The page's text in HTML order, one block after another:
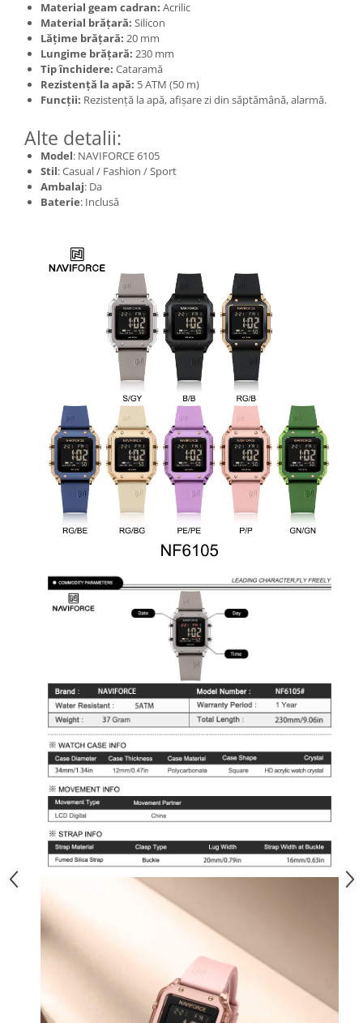
Material geam cadran: Acrilic
Material brățară: Silicon
Lățime brățară: 20 mm
Lungime brățară: 230 mm
Tip închidere: Cataramă
Rezistență la apă: 5 ATM (50 m)
Funcții: Rezistență la apă, afișare zi din săptămână, alarmă.
Alte detalii:
Model: NAVIFORCE 6105
Stil: Casual / Fashion / Sport
Ambalaj: Da
Baterie: Inclusă